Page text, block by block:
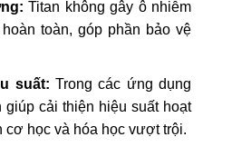
Titan không gây ô nhiễm
toàn, góp phần bảo vệ
suất: Trong các ứng dụng
giúp cải thiện hiệu suất hoạt
cơ học và hóa học vượt trội.